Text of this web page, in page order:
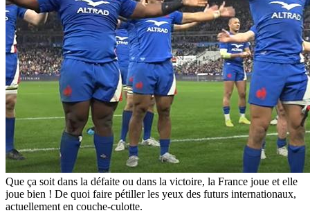
Que ça soit dans la défaite ou dans la victoire, la France joue et elle
joue bien ! De quoi faire pétiller les yeux des futurs internationaux,
actuellement en couche-culotte.